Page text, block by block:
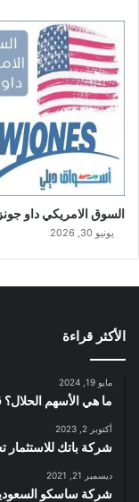
السوق الامريكي داو جونز
يونيو 30, 2026
الأكثر قراءة
مايو 19, 2024
ما هي الأسهم الحلال؟
أكتوبر 2, 2023
شركة باتك للاستثمار
ديسمبر 21, 2021
شركة ساسكو